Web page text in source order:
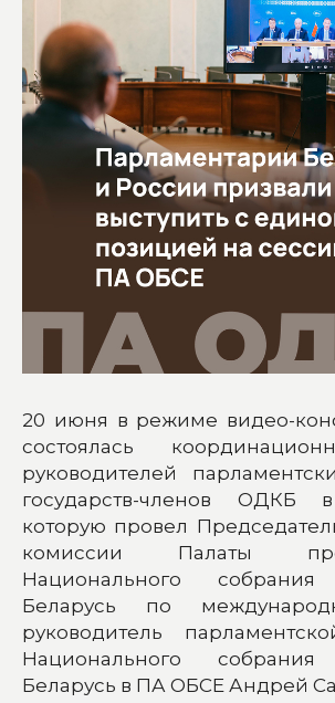
20 июня в режиме видео-
состоялась
руководителей
государств-членов
которую провел
комиссии Палаты
Национального собрания
Беларусь по
руководитель
Национального собрания
Беларусь в ПА ОБСЕ Андрей